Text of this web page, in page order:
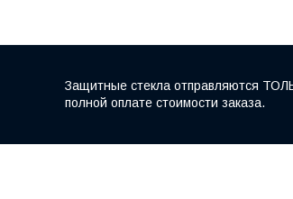
Защитные стекла отправляются
полной оплате стоимости заказа.